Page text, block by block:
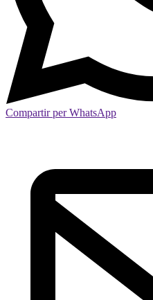
Compartir per WhatsApp